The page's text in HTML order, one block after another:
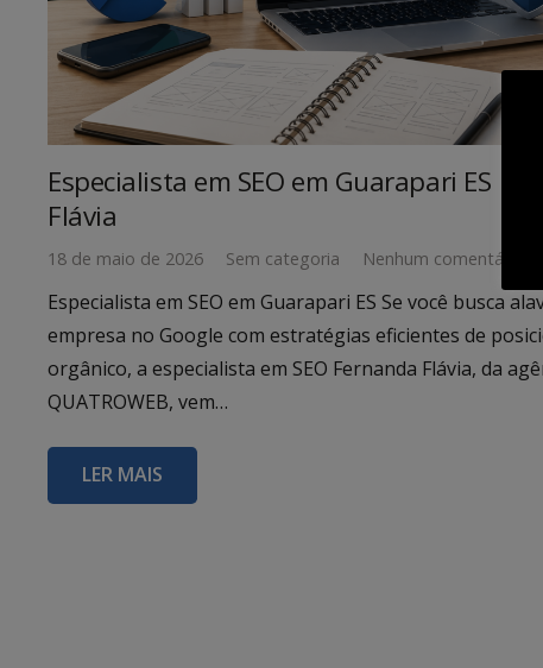
Especialista em SEO em Guarapari ES |
Flávia
18 de maio de 2026 Sem categoria Nenhum comentário
Especialista em SEO em Guarapari ES Se você busca
empresa no Google com estratégias eficientes de
orgânico, a especialista em SEO Fernanda Flávia, da
QUATROWEB, vem…
LER MAIS